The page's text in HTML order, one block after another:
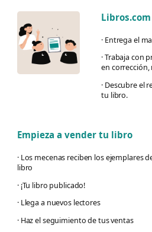
· Entrega el
· Trabaja con
en
· Descubre el
tu libro.
Empieza a vender tu libro
· Los mecenas reciben los ejemplares
libro
· ¡Tu libro publicado!
· Llega a nuevos lectores
· Haz el seguimiento de tus ventas